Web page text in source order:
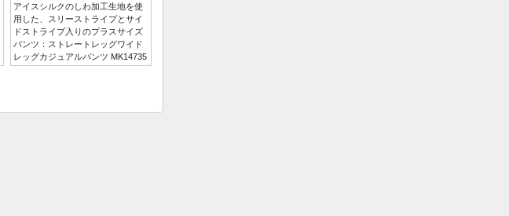
アイスシルクのしわ加工生地を使
用した、スリーストライプとサイ
ドストライプ入りのプラスサイズ
パンツ：ストレートレッグワイド
レッグカジュアルパンツ MK14735